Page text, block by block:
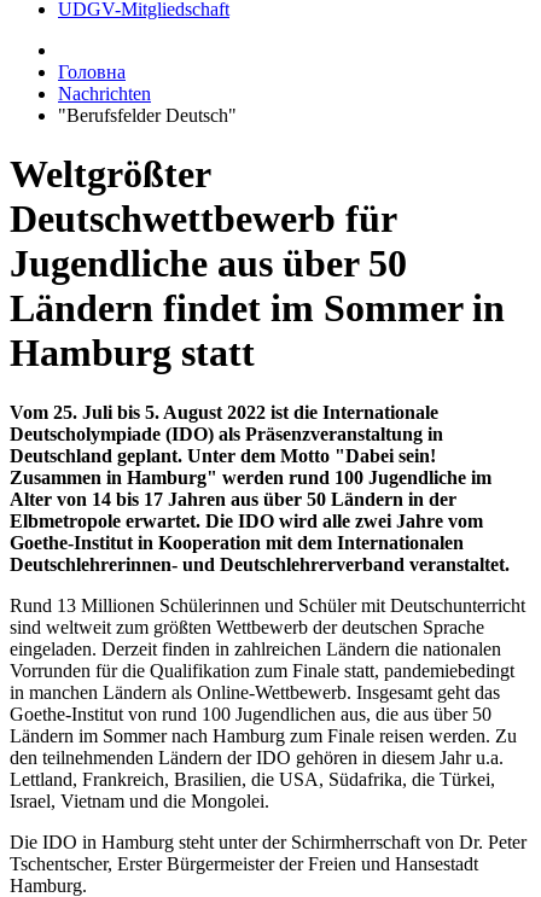
UDGV-Mitgliedschaft
Головна
Nachrichten
"Berufsfelder Deutsch"
Weltgrößter
Deutschwettbewerb für
Jugendliche aus über 50
Ländern findet im Sommer in
Hamburg statt
Vom 25. Juli bis 5. August 2022 ist die Internationale
Deutscholympiade (IDO) als Präsenzveranstaltung in
Deutschland geplant. Unter dem Motto "Dabei sein!
Zusammen in Hamburg" werden rund 100 Jugendliche im
Alter von 14 bis 17 Jahren aus über 50 Ländern in der
Elbmetropole erwartet. Die IDO wird alle zwei Jahre vom
Goethe-Institut in Kooperation mit dem Internationalen
Deutschlehrerinnen- und Deutschlehrerverband veranstaltet.
Rund 13 Millionen Schülerinnen und Schüler mit Deutschunterricht
sind weltweit zum größten Wettbewerb der deutschen Sprache
eingeladen. Derzeit finden in zahlreichen Ländern die nationalen
Vorrunden für die Qualifikation zum Finale statt, pandemiebedingt
in manchen Ländern als Online-Wettbewerb. Insgesamt geht das
Goethe-Institut von rund 100 Jugendlichen aus, die aus über 50
Ländern im Sommer nach Hamburg zum Finale reisen werden. Zu
den teilnehmenden Ländern der IDO gehören in diesem Jahr u.a.
Lettland, Frankreich, Brasilien, die USA, Südafrika, die Türkei,
Israel, Vietnam und die Mongolei.
Die IDO in Hamburg steht unter der Schirmherrschaft von Dr. Peter
Tschentscher, Erster Bürgermeister der Freien und Hansestadt
Hamburg.